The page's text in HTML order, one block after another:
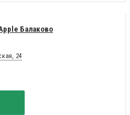
Балаково
24